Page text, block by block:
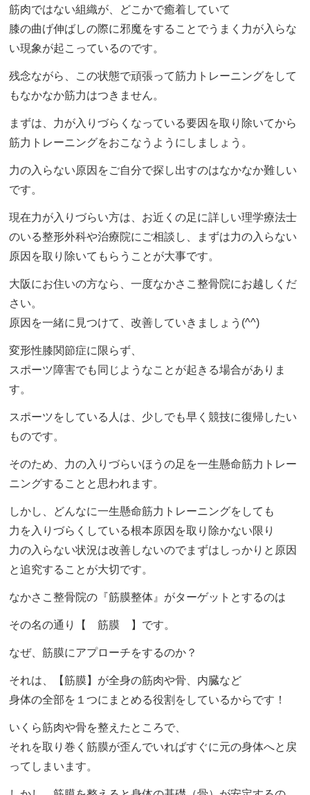
筋肉ではない組織が、どこかで癒着していて
膝の曲げ伸ばしの際に邪魔をすることでうまく力が入らな
い現象が起こっているのです。
残念ながら、この状態で頑張って筋力トレーニングをして
もなかなか筋力はつきません。
まずは、力が入りづらくなっている要因を取り除いてから
筋力トレーニングをおこなうようにしましょう。
力の入らない原因をご自分で探し出すのはなかなか難しい
です。
現在力が入りづらい方は、お近くの足に詳しい理学療法士
のいる整形外科や治療院にご相談し、まずは力の入らない
原因を取り除いてもらうことが大事です。
大阪にお住いの方なら、一度なかさこ整骨院にお越しくだ
さい。
原因を一緒に見つけて、改善していきましょう(^^)
変形性膝関節症に限らず、
スポーツ障害でも同じようなことが起きる場合がありま
す。
スポーツをしている人は、少しでも早く競技に復帰したい
ものです。
そのため、力の入りづらいほうの足を一生懸命筋力トレー
ニングすることと思われます。
しかし、どんなに一生懸命筋力トレーニングをしても
力を入りづらくしている根本原因を取り除かない限り
力の入らない状況は改善しないのでまずはしっかりと原因
と追究することが大切です。
なかさこ整骨院の『筋膜整体』がターゲットとするのは
その名の通り【 筋膜 】です。
なぜ、筋膜にアプローチをするのか？
それは、【筋膜】が全身の筋肉や骨、内臓など
身体の全部を１つにまとめる役割をしているからです！
いくら筋肉や骨を整えたところで、
それを取り巻く筋膜が歪んでいればすぐに元の身体へと戻
ってしまいます。